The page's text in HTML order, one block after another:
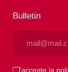
Bulletin
Privacy
J'accepte la